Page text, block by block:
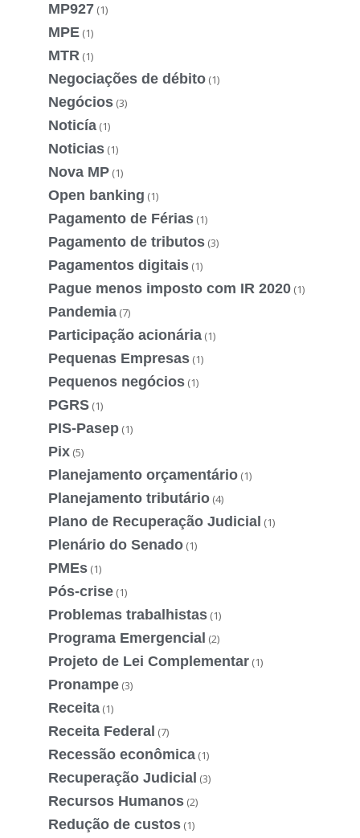
MP927 (1)
MPE (1)
MTR (1)
Negociações de débito (1)
Negócios (3)
Noticía (1)
Noticias (1)
Nova MP (1)
Open banking (1)
Pagamento de Férias (1)
Pagamento de tributos (3)
Pagamentos digitais (1)
Pague menos imposto com IR 2020 (1)
Pandemia (7)
Participação acionária (1)
Pequenas Empresas (1)
Pequenos negócios (1)
PGRS (1)
PIS-Pasep (1)
Pix (5)
Planejamento orçamentário (1)
Planejamento tributário (4)
Plano de Recuperação Judicial (1)
Plenário do Senado (1)
PMEs (1)
Pós-crise (1)
Problemas trabalhistas (1)
Programa Emergencial (2)
Projeto de Lei Complementar (1)
Pronampe (3)
Receita (1)
Receita Federal (7)
Recessão econômica (1)
Recuperação Judicial (3)
Recursos Humanos (2)
Redução de custos (1)